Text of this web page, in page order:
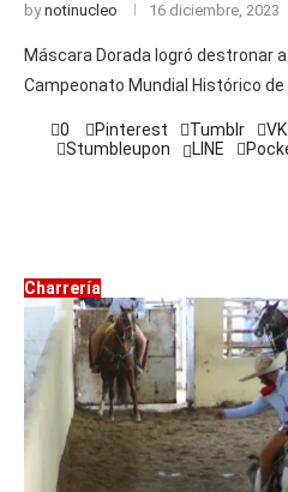
bynotinucleo 16 diciembre, 2023
Máscara Dorada logró destronar a
Campeonato Mundial Histórico de
0 Pinterest Tumblr VK
Stumbleupon
LINE
Charrería